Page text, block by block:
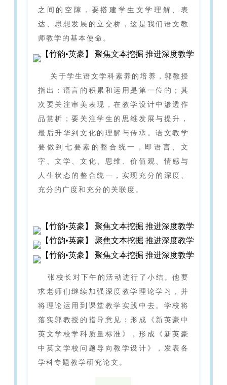
之间的空隙，要搭建学生文学理解、表
达、思想发展的立交桥，这是我们语文教
师教学的基本使命。
关于学生语文学科素养的培养，郭教授
指出：语言的积累和运用是第一位的；其
次要关注审美表现，在教学设计中渗透作
品赏析；要关注学生的思维发展与提升，
最后升华到文化的理解与传承。语文教学
要做到七要素的整合统一，即语言、文
字、文学、文化、思维、价值观、情感与
人生状态的整合统一，实现充分的深度、
充分的广度和充分的关联度。
张校长对下午的活动进行了小结。他要
求老师们继续加强深度教学理论学习，并
将理论运用到课堂教学实践中去。学校将
落实郭教授的指导意见：形成《新英豪中
英文学校学科质量标准》，形成《新英豪
中英文学校问题导向教学设计》，发表各
学科专题教学研究论文。